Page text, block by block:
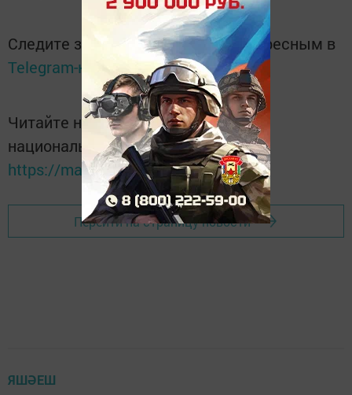
Следите за самым важным и интересным в
Telegram-канале
Татмедиа
Читайте новости Татарстана в
национальном мессенджере MАХ:
https://max.ru/tatmedia
Перейти на страницу новости
ЯШӘЕШ